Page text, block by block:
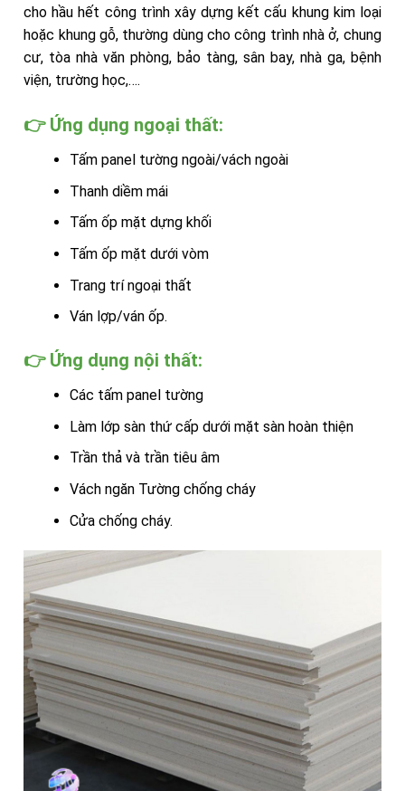
cho hầu hết công trình xây dựng kết cấu khung kim loại
hoặc khung gỗ, thường dùng cho công trình nhà ở, chung
cư, tòa nhà văn phòng, bảo tàng, sân bay, nhà ga, bệnh
viện, trường học,….
👉 Ứng dụng ngoại thất:
Tấm panel tường ngoài/vách ngoài
Thanh diềm mái
Tấm ốp mặt dựng khối
Tấm ốp mặt dưới vòm
Trang trí ngoại thất
Ván lợp/ván ốp.
👉 Ứng dụng nội thất:
Các tấm panel tường
Làm lớp sàn thứ cấp dưới mặt sàn hoàn thiện
Trần thả và trần tiêu âm
Vách ngăn Tường chống cháy
Cửa chống cháy.